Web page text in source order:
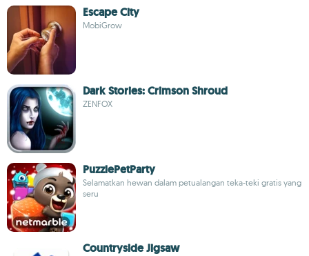
Escape City
MobiGrow
Dark Stories: Crimson Shroud
ZENFOX
PuzzlePetParty
Selamatkan hewan dalam petualangan teka-teki gratis yang
seru
Countryside Jigsaw